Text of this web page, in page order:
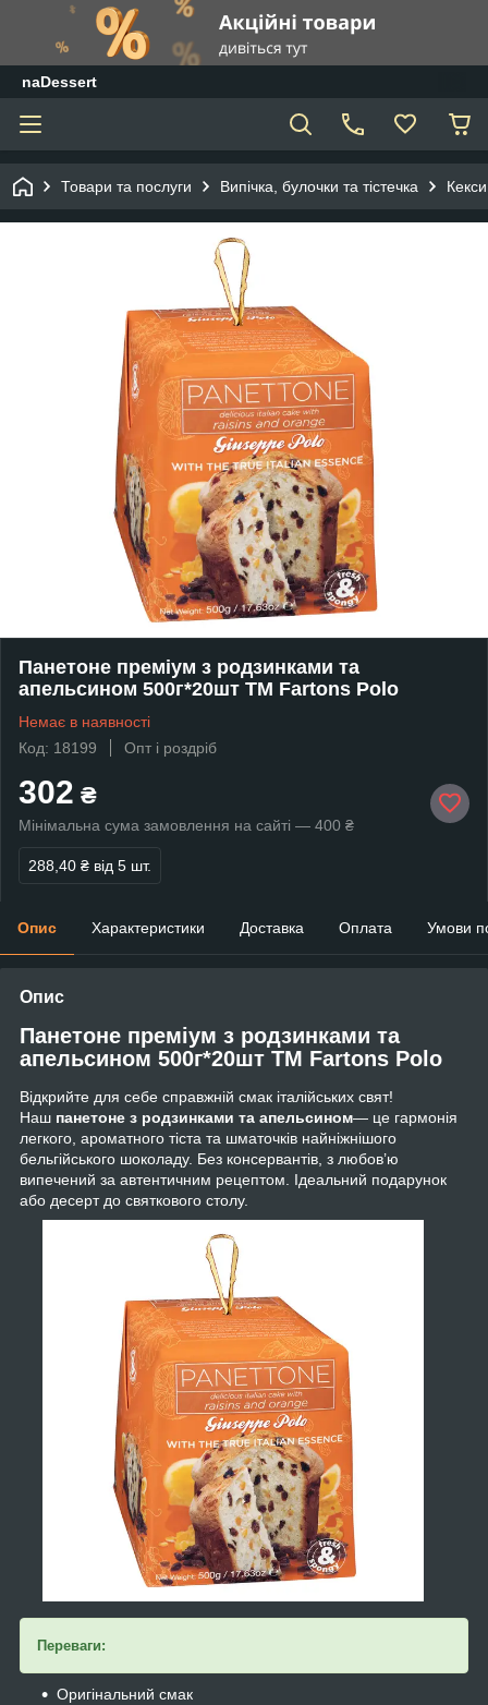
naDessert
Товари та послуги Випічка, булочки та тістечка
Панетоне преміум з родзинками та
апельсином 500г*20шт ТМ Fartons Polo
Немає в наявності
Код: 18199
Опт і роздріб
302 ₴
Мінімальна сума замовлення на сайті — 400 ₴
288,40 ₴ від 5 шт.
Опис Характеристики Доставка Оплата Умови
Опис
Панетоне преміум з родзинками та
апельсином 500г*20шт ТМ Fartons Polo
Відкрийте для себе справжній смак італійських свят!
Наш панетоне з родзинками та апельсином— це гармонія
легкого, ароматного тіста та шматочків найніжнішого
бельгійського шоколаду. Без консервантів, з любов’ю
випечений за автентичним рецептом. Ідеальний подарунок
або десерт до святкового столу.
Переваги:
Оригінальний смак